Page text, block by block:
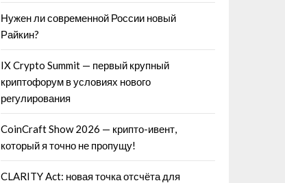
Нужен ли современной России новый
Райкин?
IX Crypto Summit — первый крупный
криптофорум в условиях нового
регулирования
CoinCraft Show 2026 — крипто-ивент,
который я точно не пропущу!
CLARITY Act: новая точка отсчёта для